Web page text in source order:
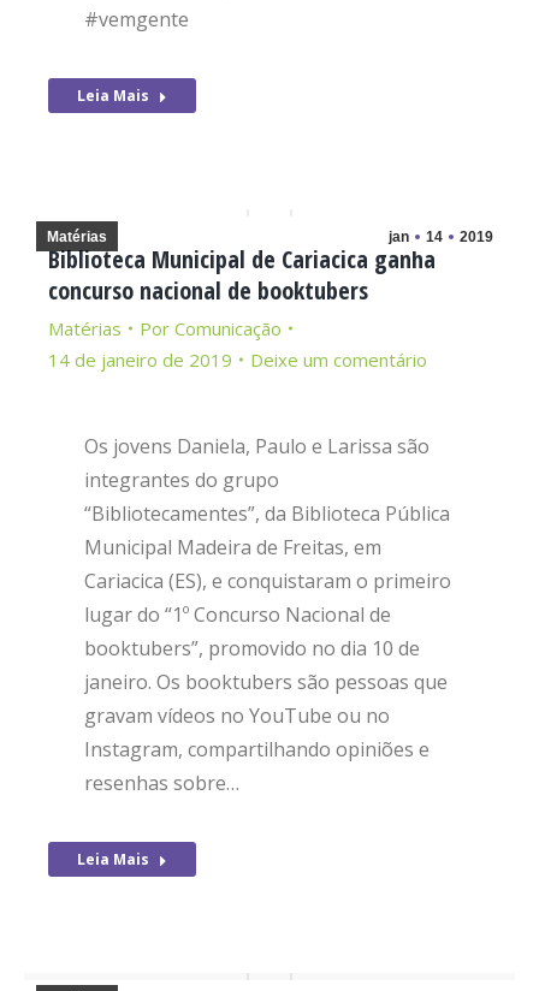
#vemgente
Leia Mais
jan 14 2019
Matérias
Biblioteca Municipal de Cariacica ganha
concurso nacional de booktubers
Matérias Por Comunicação
14 de janeiro de 2019
Deixe um comentário
Os jovens Daniela, Paulo e Larissa são
integrantes do grupo
“Bibliotecamentes”, da Biblioteca Pública
Municipal Madeira de Freitas, em
Cariacica (ES), e conquistaram o primeiro
lugar do “1º Concurso Nacional de
booktubers”, promovido no dia 10 de
janeiro. Os booktubers são pessoas que
gravam vídeos no YouTube ou no
Instagram, compartilhando opiniões e
resenhas sobre…
Leia Mais